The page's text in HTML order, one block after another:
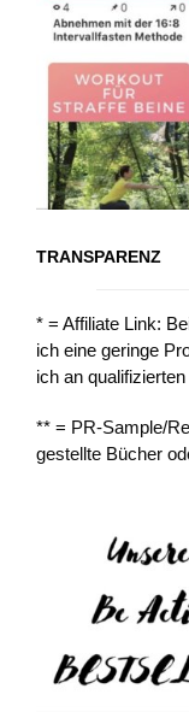
TRANSPARENZ
* = Affiliate Link:
ich eine geringe
ich an
** = PR-Sample/
gestellte Bücher